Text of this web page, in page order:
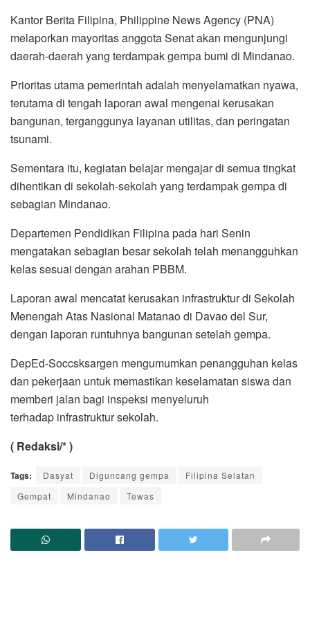
Kantor Berita Filipina, Philippine News Agency (PNA)
melaporkan mayoritas anggota Senat akan mengunjungi
daerah-daerah yang terdampak gempa bumi di Mindanao.
Prioritas utama pemerintah adalah menyelamatkan nyawa,
terutama di tengah laporan awal mengenai kerusakan
bangunan, terganggunya layanan utilitas, dan peringatan
tsunami.
Sementara itu, kegiatan belajar mengajar di semua tingkat
dihentikan di sekolah-sekolah yang terdampak gempa di
sebagian Mindanao.
Departemen Pendidikan Filipina pada hari Senin
mengatakan sebagian besar sekolah telah menangguhkan
kelas sesuai dengan arahan PBBM.
Laporan awal mencatat kerusakan infrastruktur di Sekolah
Menengah Atas Nasional Matanao di Davao del Sur,
dengan laporan runtuhnya bangunan setelah gempa.
DepEd-Soccsksargen mengumumkan penangguhan kelas
dan pekerjaan untuk memastikan keselamatan siswa dan
memberi jalan bagi inspeksi menyeluruh
terhadap infrastruktur sekolah.
( Redaksi/* )
Tags: Dasyat Diguncang gempa
Filipina Selatan
Gempat
Mindanao Tewas